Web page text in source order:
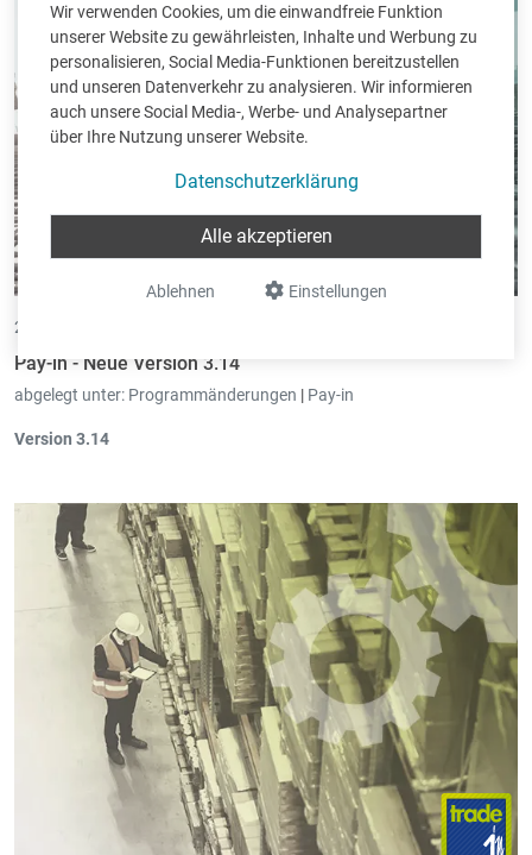
Wir verwenden Cookies, um die einwandfreie Funktion
unserer Website zu gewährleisten, Inhalte und Werbung zu
personalisieren, Social Media-Funktionen bereitzustellen
und unseren Datenverkehr zu analysieren. Wir informieren
auch unsere Social Media-, Werbe- und Analysepartner
über Ihre Nutzung unserer Website.
Datenschutzerklärung
Einstellungen
Ablehnen
Alle akzeptieren
28.10.2015 •
Pay-in - Neue Version 3.14
abgelegt unter: Programmänderungen | Pay-in
Version 3.14
Anzahl bestehender Gratifikationen für denjeweiligen Monat
angezeigt.